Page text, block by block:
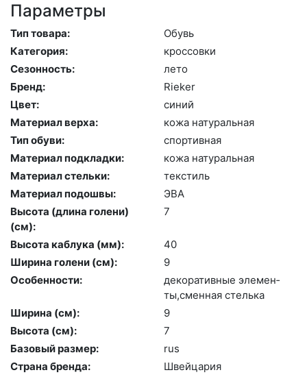
Параметры
Тип товара:
Обувь
Категория:
крос­совки
Сезонность:
ле­то
Бренд:
Ri­eker
Цвет:
си­ний
Материал верха:
ко­жа на­тураль­ная
Тип обуви:
спор­тивная
Материал подкладки:
ко­жа на­тураль­ная
Материал стельки:
текс­тиль
Материал подошвы:
ЭВА
Высота (длина голени)
(cм):
7
Высота каблука (мм):
40
Ширина голени (см):
9
Особенности:
де­кора­тив­ные эле­мен­
ты,смен­ная стель­ка
Ширина (см):
9
Высота (cм):
7
Базовый размер:
rus
Страна бренда:
Швей­ца­рия